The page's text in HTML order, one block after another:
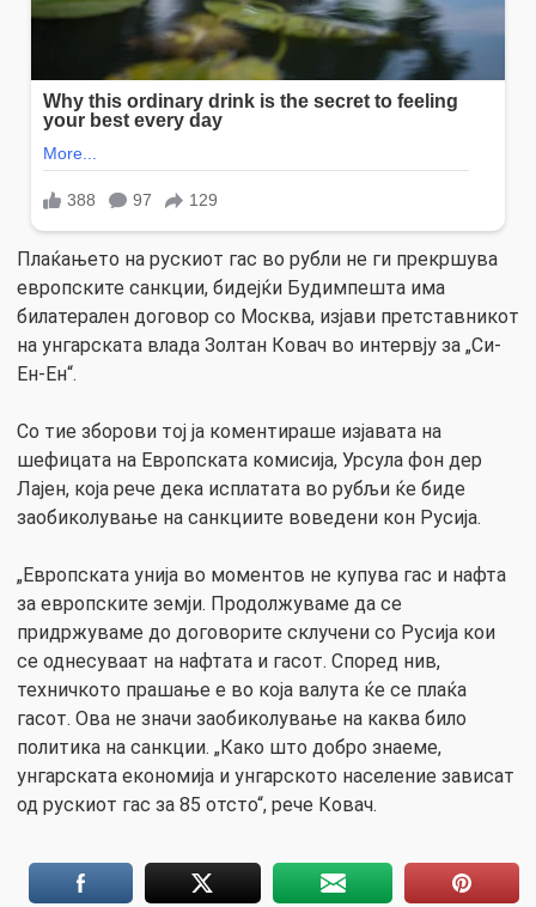
Плаќањето на рускиот гас во рубли не ги прекршува
европските санкции, бидејќи Будимпешта има
билатерален договор со Москва, изјави претставникот
на унгарската влада Золтан Ковач во интервју за „Си-
Ен-Ен“.
Со тие зборови тој ја коментираше изјавата на
шефицата на Европската комисија, Урсула фон дер
Лајен, која рече дека исплатата во рубљи ќе биде
заобиколување на санкциите воведени кон Русија.
„Европската унија во моментов не купува гас и нафта
за европските земји. Продолжуваме да се
придржуваме до договорите склучени со Русија кои
се однесуваат на нафтата и гасот. Според нив,
техничкото прашање е во која валута ќе се плаќа
гасот. Ова не значи заобиколување на каква било
политика на санкции. „Како што добро знаеме,
унгарската економија и унгарското население зависат
од рускиот гас за 85 отсто“, рече Ковач.